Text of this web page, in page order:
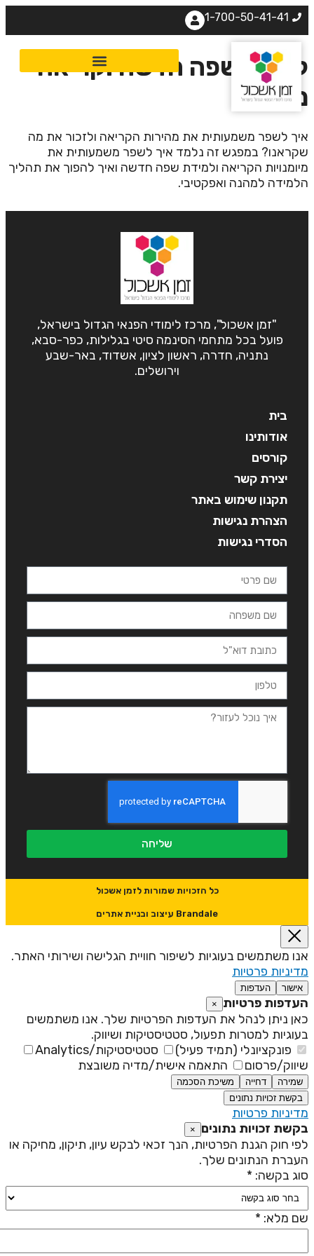
1-700-50-41-41
שפה חדשה וקריאה
לשפר משמעותית את מהירות הקריאה ולזכור את מה
במפגש זה נלמד איך לשפר משמעותית את
הקריאה ולמידת שפה חדשה ואיך להפוך את תהליך
למהנה ואפקטיבי.
"זמן אשכול", מרכז לימודי הפנאי הגדול בישראל,
פועל בכל מתחמי הסינמה סיטי בגלילות, כפר-סבא,
נתניה, חדרה, ראשון לציון, אשדוד, באר-שבע
וירושלים.
בית
אודותינו
קורסים
יצירת קשר
תקנון שימוש באתר
הצהרת נגישות
הסדרי נגישות
שליחה
כל הזכויות שמורות לזמן אשכול
Brandale עיצוב ובניית אתרים
משתמשים בעוגיות לשיפור חוויית הגלישה ושירותי האתר.
פרטיות
אישור העדפות
פרטיות ×
ניתן לנהל את העדפות הפרטיות שלך. אנו משתמשים
למטרות תפעול, סטטיסטיקות ושיווק.
פונקציונלי (תמיד פעיל)
סטטיסטיקות/Analytics
פרסום
התאמה אישית/מדיה משובצת
שמירה דחייה
משיכת הסכמה
בקשת זכויות נתונים
פרטיות
זכויות נתונים ×
חוק הגנת הפרטיות, הנך זכאי לבקש עיון, תיקון, מחיקה או
הנתונים שלך.
בקשה: *
מלא: *